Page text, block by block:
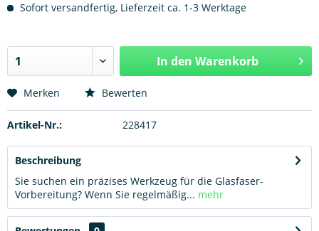
Sofort versandfertig, Lieferzeit ca. 1-3 Werktage
In den Warenkorb
Merken Bewerten
Artikel-Nr.: 228417
Beschreibung
Sie suchen ein präzises Werkzeug für die Glasfaser-
Vorbereitung? Wenn Sie regelmäßig... mehr